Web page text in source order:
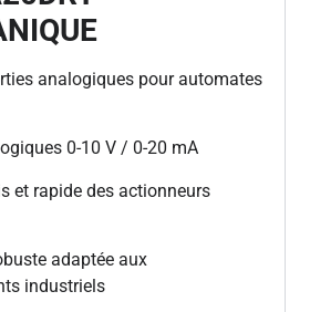
analogiques pour automates
0-10 V / 0-20 mA
et rapide des actionneurs
adaptée aux
industriels